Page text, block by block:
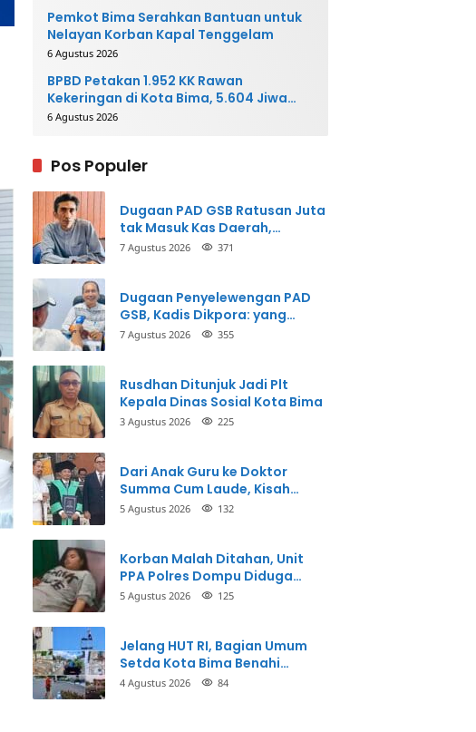
Pemkot Bima Serahkan Bantuan untuk
Nelayan Korban Kapal Tenggelam
6 Agustus 2026
BPBD Petakan 1.952 KK Rawan
Kekeringan di Kota Bima, 5.604 Jiwa
Berpotensi Terdampak
6 Agustus 2026
Pos Populer
Dugaan PAD GSB Ratusan Juta
tak Masuk Kas Daerah,
Inspektorat Panggil Pihak
7 Agustus 2026 371
Dugaan Penyelewengan PAD
GSB, Kadis Dikpora: yang
Bersangkutan Akui
7 Agustus 2026 355
Rusdhan Ditunjuk Jadi Plt
Kepala Dinas Sosial Kota Bima
3 Agustus 2026 225
Dari Anak Guru ke Doktor
Summa Cum Laude, Kisah
Taman Firdaus Menginspirasi
5 Agustus 2026 132
Korban Malah Ditahan, Unit
PPA Polres Dompu Diduga
Balikkan Fakta Kasus
5 Agustus 2026 125
Jelang HUT RI, Bagian Umum
Setda Kota Bima Benahi
Kantor Pemkot
4 Agustus 2026 84